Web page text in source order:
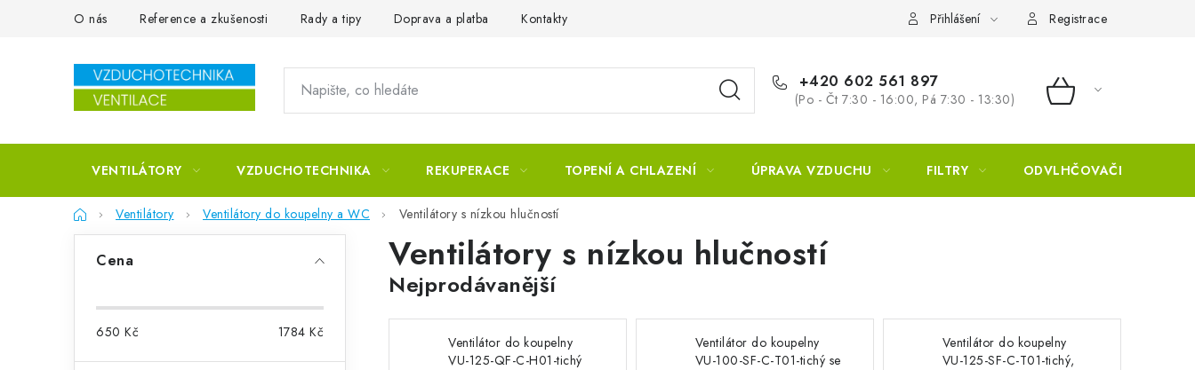
Přejít na obsahO nás Reference a zkušenosti Rady a tipy Doprava a platba Kontakty Přihlášení Registrace
+420 602 561 897
(Po - Čt 7:30 - 16:00, Pá 7:30 - 13:30) NÁKUPNÍ
VENTILÁTORY VZDUCHOTECHNIKA REKUPERACE TOPENÍ A CHLAZENÍ ÚPRAVA VZDUCHU FILTRY ODVLHČOVAČE
DomůVentilátory Ventilátory do koupelny a WC Ventilátory s nízkou hlučností
Postranní panel
Cena
650 Kč 1784 Kč
Ventilátory s nízkou hlučností
Nejprodávanější
Ventilátor do koupelny
VU-125-QF-C-H01-tichý
Ventilátor do koupelny
VU-100-SF-C-T01-tichý se
Ventilátor do koupelny
VU-125-SF-C-T01-tichý,